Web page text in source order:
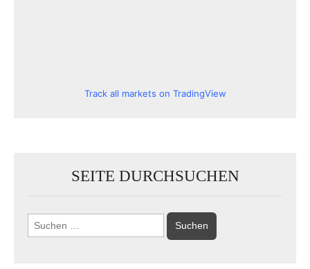
Track all markets on TradingView
SEITE DURCHSUCHEN
Suchen
nach: